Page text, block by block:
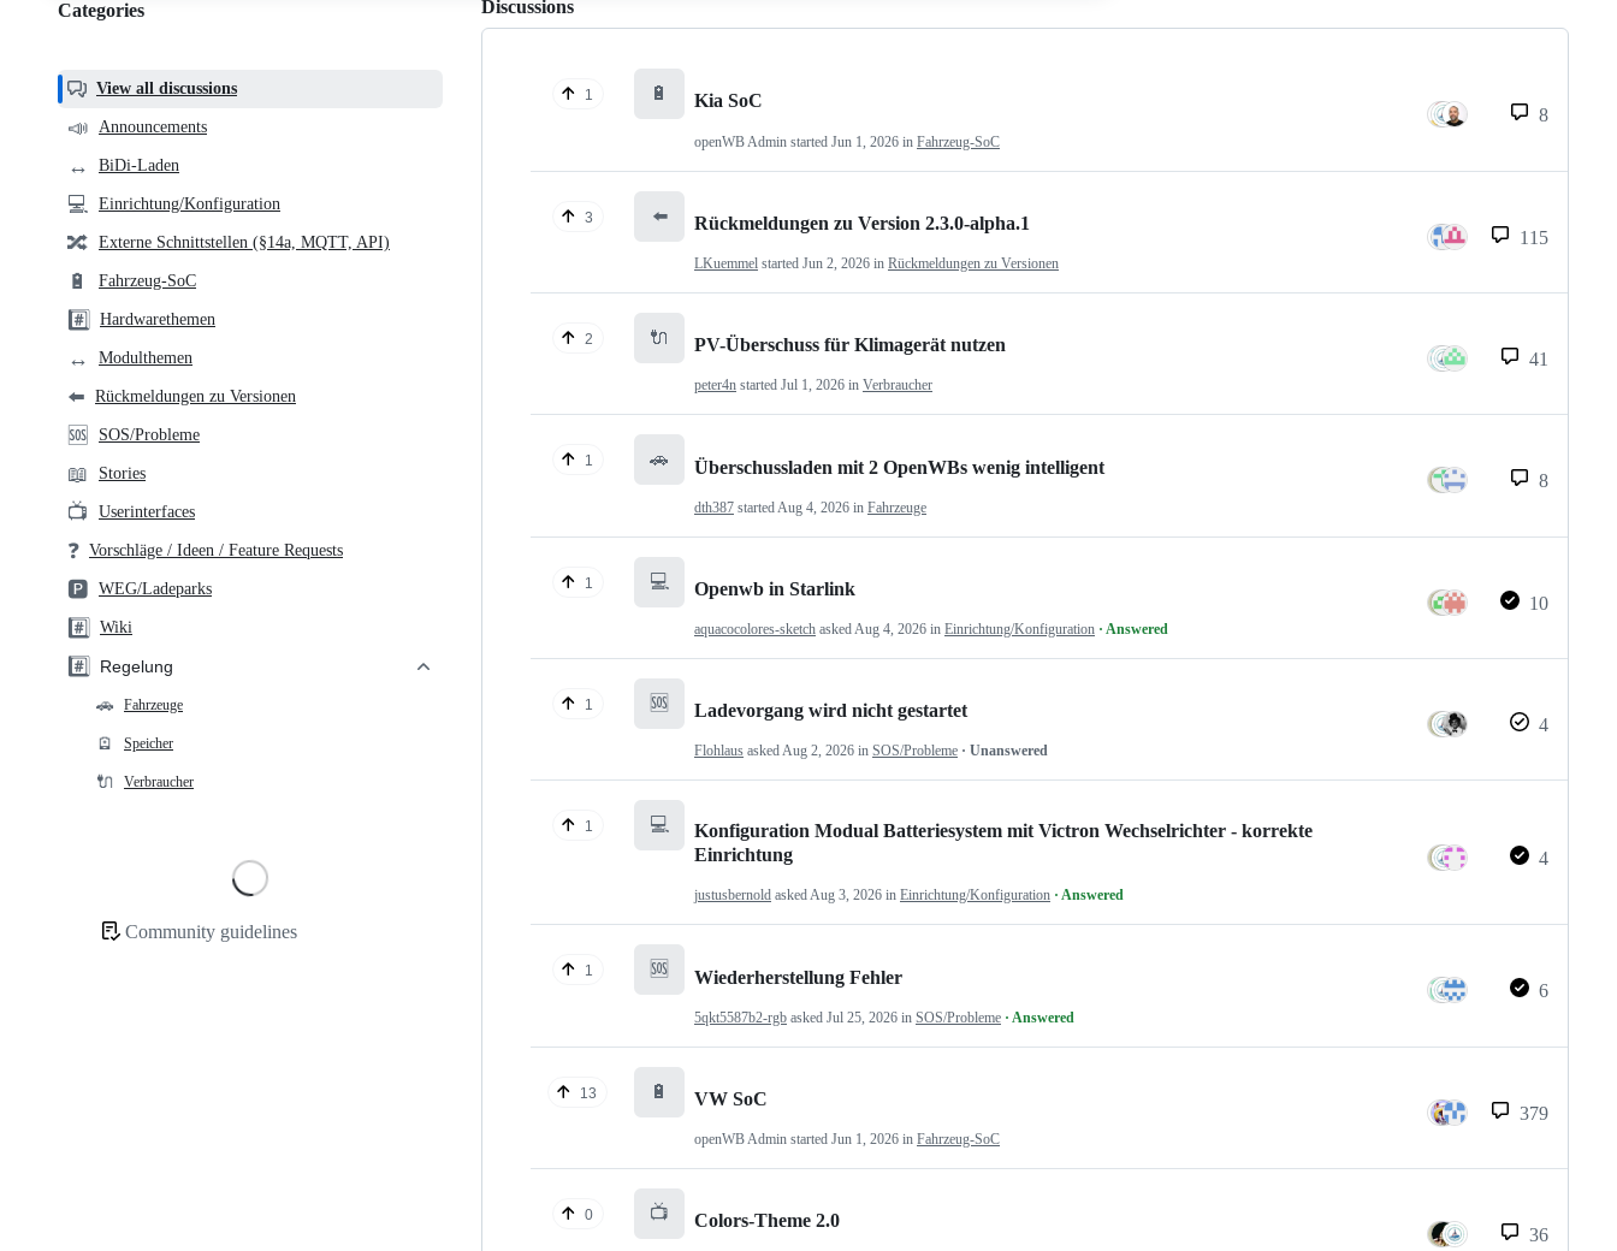
Categories,
helpful,
and
links
Categories
View all discussions
📣 Announcements
↔️ BiDi-Laden
💻 Einrichtung/Konfiguration
🔀 Externe Schnittstellen (§14a, MQTT, API)
🔋 Fahrzeug-SoC
#️⃣ Hardwarethemen
↔️ Modulthemen
⬅️ Rückmeldungen zu Versionen
🆘 SOS/Probleme
📖 Stories
📺 Userinterfaces
❓ Vorschläge / Ideen / Feature Requests
🅿️ WEG/Ladeparks
#️⃣ Wiki
#️⃣
Regelung
🚗
Fahrzeuge
🪫 Speicher
🔌 Verbraucher
Community guidelines
Discussions
1 🔋 Kia SoC
openWB Admin started Jun 1, 2026 in Fahrzeug-SoC
8
3 ⬅️ Rückmeldungen zu Version 2.3.0-alpha.1
LKuemmel started Jun 2, 2026 in Rückmeldungen zu Versionen
115
2 🔌 PV-Überschuss für Klimagerät nutzen
peter4n started Jul 1, 2026 in Verbraucher
41
1 🚗 Überschussladen mit 2 OpenWBs wenig intelligent
dth387 started Aug 4, 2026 in Fahrzeuge
8
1 💻 Openwb in Starlink
aquacocolores-sketch askedAug 4, 2026 in Einrichtung/Konfiguration · Answered
10
1 🆘 Ladevorgang wird nicht gestartet
Flohlaus askedAug 2, 2026 in SOS/Probleme · Unanswered
4
1 💻
Konfiguration Modual Batteriesystem mit Victron Wechselrichter - korrekte
Einrichtung
justusbernold askedAug 3, 2026 in Einrichtung/Konfiguration · Answered
4
1 🆘 Wiederherstellung Fehler
5qkt5587b2-rgb asked Jul 25, 2026 in SOS/Probleme · Answered
6
13 🔋 VW SoC
openWB Admin started Jun 1, 2026 in Fahrzeug-SoC
379
0 📺 Colors-Theme 2.0
36